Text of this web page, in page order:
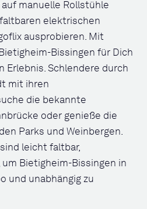
manuelle Rollstühle
elektrischen
ausprobieren. Mit
Bissingen für Dich
Erlebnis. Schlendere durch
mit ihren
die bekannte
oder genieße die
Parks und Weinbergen.
leicht faltbar,
Bietigheim-Bissingen in
und unabhängig zu